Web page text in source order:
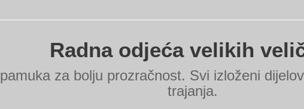
Radna odjeća velikih
za bolju prozračnost. Svi izloženi
trajanja.